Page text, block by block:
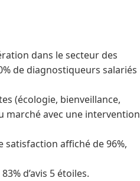
dans le secteur des
de diagnostiqueurs salariés
(écologie, bienveillance,
marché avec une intervention
satisfaction affiché de 96%,
d’avis 5 étoiles.